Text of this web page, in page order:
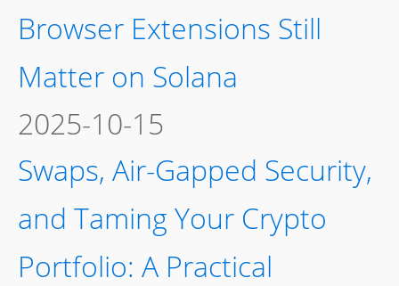
Browser Extensions Still
Matter on Solana
2025-10-15
Swaps, Air-Gapped Security,
and Taming Your Crypto
Portfolio: A Practical